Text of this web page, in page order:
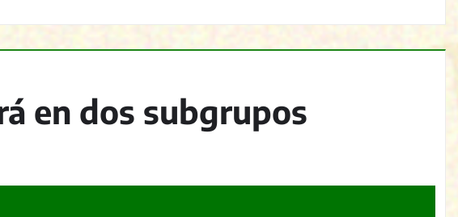
en dos subgrupos